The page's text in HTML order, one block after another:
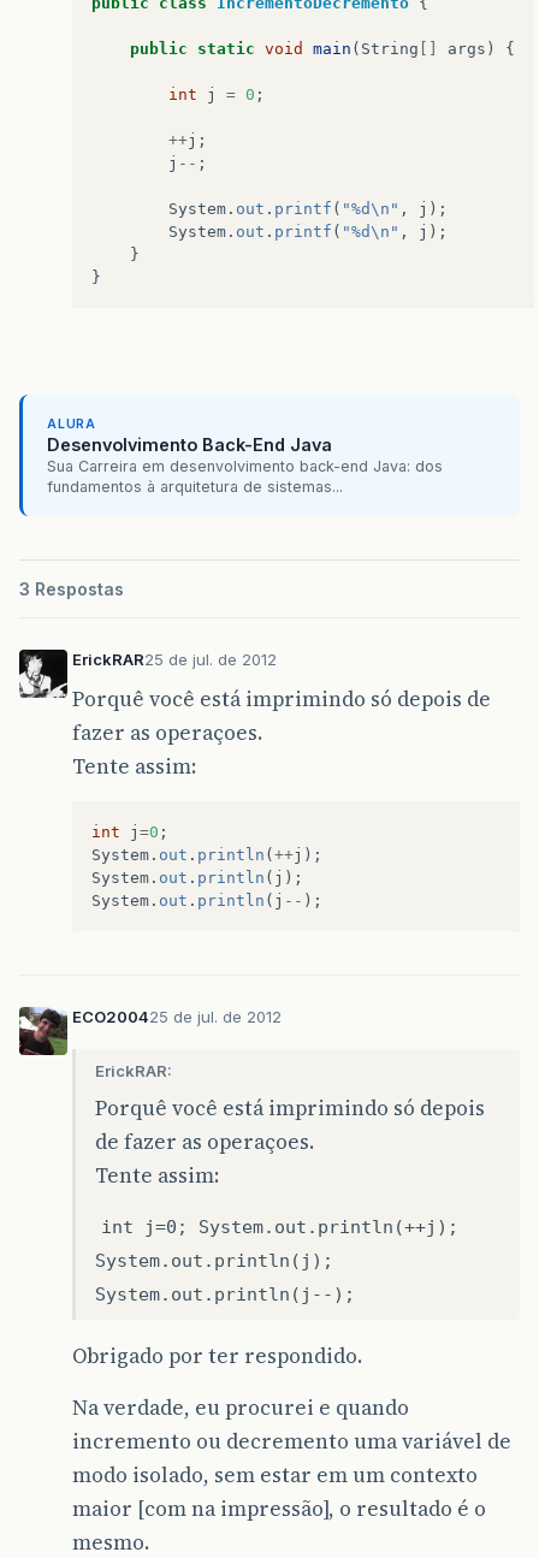
public static void main ( String args ) {
int j = 0 ;
++j ;
j -- ;
System . out . printf ( "%d\n" , j );
System . out . printf ( "%d\n" , j );
}
}
ALURA
Desenvolvimento Back-End Java
Sua Carreira em desenvolvimento back-end Java: dos
fundamentos à arquitetura de sistemas...
3 Respostas
ErickRAR25 de jul. de 2012
Porquê você está imprimindo só depois de
fazer as operaçoes.
Tente assim:
int j =0 ;
System . out . println ( ++j );
System . out . println ( j );
System . out . println ( j -- );
ECO200425 de jul. de 2012
ErickRAR:
Porquê você está imprimindo só depois
de fazer as operaçoes.
Tente assim:
int j=0; System.out.println(++j);
System.out.println(j);
System.out.println(j--);
Obrigado por ter respondido.
Na verdade, eu procurei e quando
incremento ou decremento uma variável de
modo isolado, sem estar em um contexto
maior [com na impressão], o resultado é o
mesmo.